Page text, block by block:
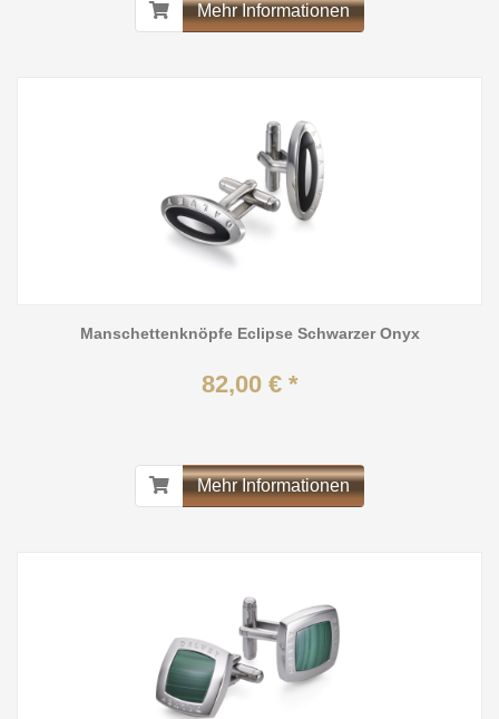
Mehr Informationen
Manschettenknöpfe Eclipse Schwarzer Onyx
82,00 € *
Mehr Informationen